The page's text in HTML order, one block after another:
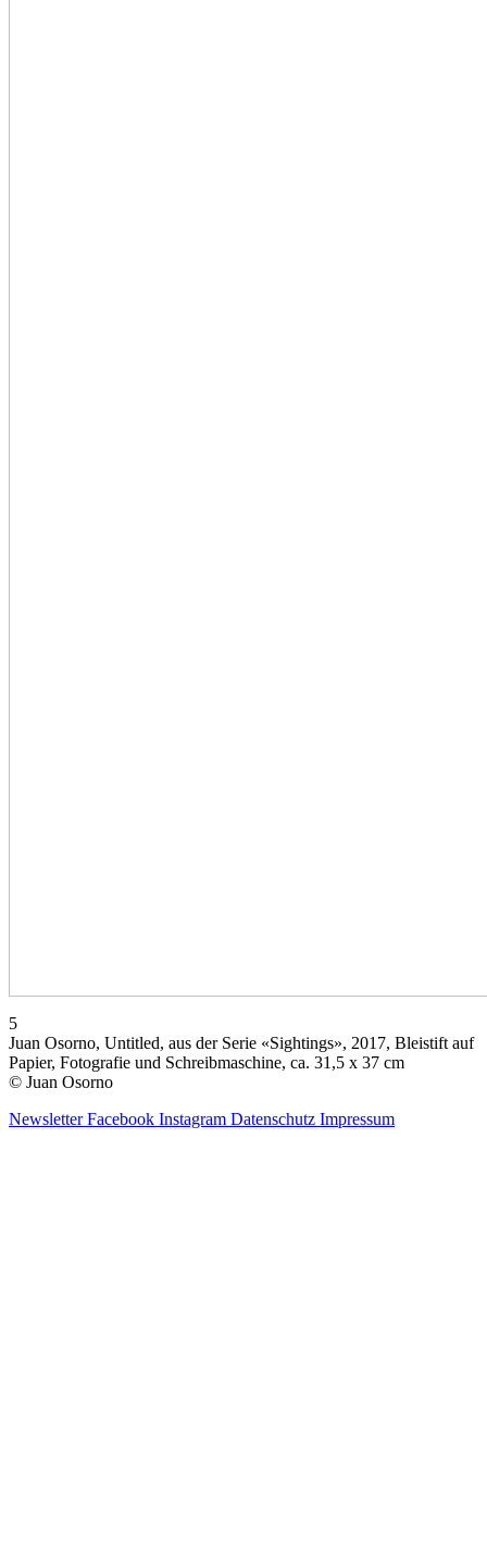
5
Juan Osorno, Untitled, aus der Serie «Sightings», 2017, Bleistift auf
Papier, Fotografie und Schreibmaschine, ca. 31,5 x 37 cm
© Juan Osorno
NewsletterFacebook Instagram Datenschutz Impressum